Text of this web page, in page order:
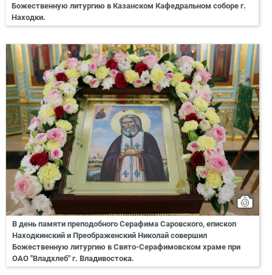
Божественную литургию в Казанском Кафедральном соборе г.
Находки.
В день памяти преподобного Серафима Саровского, епископ
Находкинский и Преображенский Николай совершил
Божественную литургию в Свято-Серафимовском храме при
ОАО "Владхлеб" г. Владивостока.